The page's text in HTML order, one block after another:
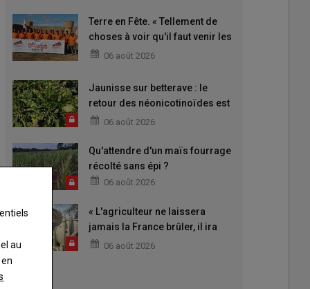
Terre en Fête. « Tellement de
choses à voir qu'il faut venir les
deux jours »
06 août 2026
Jaunisse sur betterave : le
retour des néonicotinoïdes est
attendu
06 août 2026
Qu'attendre d'un maïs fourrage
récolté sans épi ?
06 août 2026
« L'agriculteur ne laissera
jamais la France brûler, il ira
aider »06 août 2026
au